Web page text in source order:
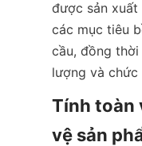
được sản
các mục tiêu
cầu, đồng
lượng và
Tính toàn
vệ sản